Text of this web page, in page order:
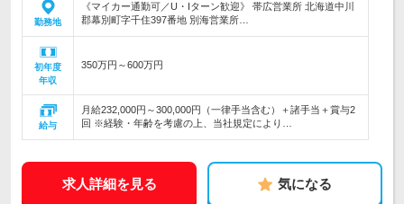
勤務地
《マイカー通勤可／U・Iターン歓迎》 帯広営業所 北海道中川
郡幕別町字千住397番地 別海営業所…
初年度
年収
350万円～600万円
給与
月給232,000円～300,000円（一律手当含む）＋諸手当＋賞与2
回 ※経験・年齢を考慮の上、当社規定により…
求人詳細を見る 気になる